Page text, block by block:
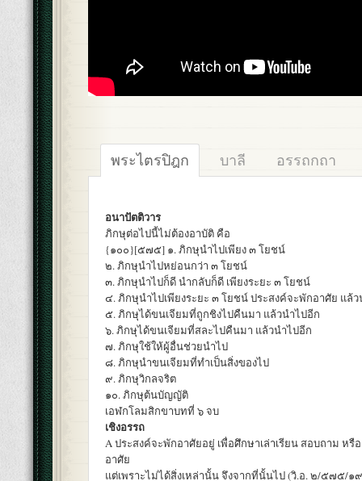
พระไตรปิฎก บาลี อรรถกถา
อนาปัตติวาร
ภิกษุต่อไปนี้ไม่ต้องอาบัติ คือ
{๑๐๐}[๕๗๕] ๑. ภิกษุนำไปเพียง ๓ โยชน์
๒. ภิกษุนำไปหย่อนกว่า ๓ โยชน์
๓. ภิกษุนำไปก็ดี นำกลับก็ดี เพียงระยะ ๓ โยชน์
๔. ภิกษุนำไปเพียงระยะ ๓ โยชน์ ประสงค์จะพักอาศัย แล้
๕. ภิกษุได้ขนเจียมที่ถูกชิงไปคืนมา แล้วนำไปอีก
๖. ภิกษุได้ขนเจียมที่สละไปคืนมา แล้วนำไปอีก
๗. ภิกษุใช้ให้ผู้อื่นช่วยนำไป
๘. ภิกษุนำขนเจียมที่ทำเป็นสิ่งของไป
๙. ภิกษุวิกลจริต
๑๐. ภิกษุต้นบัญญัติ
เอฬกโลมสิกขาบทที่ ๖ จบ
เชิงอรรถ
A ประสงค์จะพักอาศัยอยู่ เพื่อศึกษาเล่าเรียน สอบถาม หรื
อาศัย
แต่เพราะไม่ได้สิ่งเหล่านั้น จึงจากที่นั้นไป (วิ.อ. ๒/๕๗๕/๑